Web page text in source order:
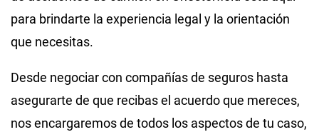
para brindarte la experiencia legal y la orientación
que necesitas.
Desde negociar con compañías de seguros hasta
asegurarte de que recibas el acuerdo que mereces,
nos encargaremos de todos los aspectos de tu caso,